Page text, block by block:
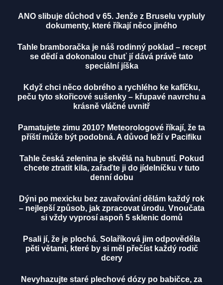
ANO slibuje důchod v 65. Jenže z Bruselu vypluly
dokumenty, které říkají něco jiného
Tahle bramboračka je náš rodinný poklad – recept
se dědí a dokonalou chuť jí dává právě tato
speciální jíška
Když chci něco dobrého a rychlého ke kafíčku,
peču tyto skořicové sušenky – křupavé navrchu a
krásně vláčné uvnitř
Pamatujete zimu 2010? Meteorologové říkají, že ta
příští může být podobná. A důvod leží v Pacifiku
Tahle česká zelenina je skvělá na hubnutí. Pokud
chcete ztratit kila, zařaďte ji do jídelníčku v tuto
denní dobu
Dýni po mexicku bez zavařování dělám každý rok
– nejlepší způsob, jak zpracovat úrodu. Vnoučata
si vždy vyprosí aspoň 5 sklenic domů
Psali jí, že je plochá. Solaříková jim odpověděla
pěti větami, které by si měl přečíst každý rodič
dcery
Nevyhazujte staré plechové dózy po babičce, za